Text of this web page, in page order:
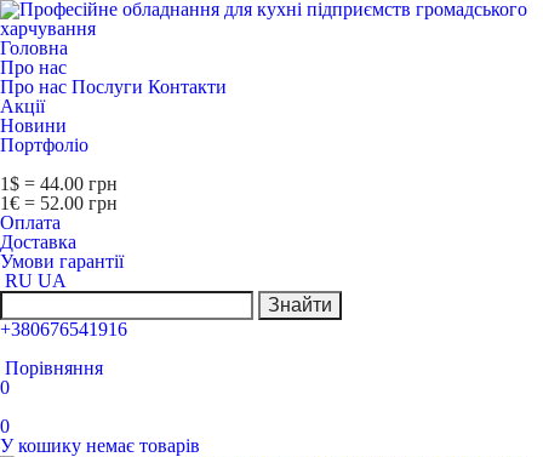
Головна
Про нас
Про нас Послуги Контакти
Акції
Новини
Портфоліо
1$ = 44.00 грн
1€ = 52.00 грн
Оплата
Доставка
Умови гарантії
RU UA
Знайти
+380676541916
Порівняння
0
0
У кошику немає товарів